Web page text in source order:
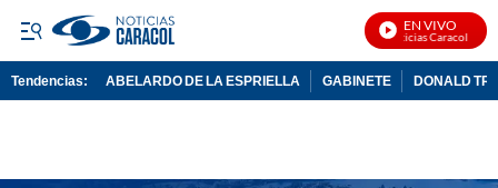
EN VIVO
Noticias Caracol En
Tendencias: ABELARDO DE LA ESPRIELLA GABINETE DONALD